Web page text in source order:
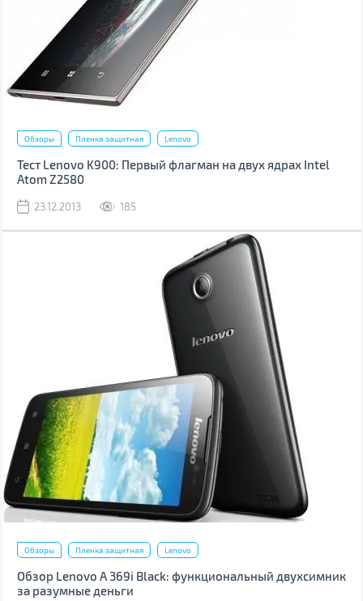
Обзоры Пленка защитная Lenovo
Тест Lenovo K900: Первый флагман на двух ядрах Intel
Atom Z2580
23.12.2013 185
Обзоры Пленка защитная Lenovo
Обзор Lenovo A 369i Black: функциональный двухсимник
за разумные деньги